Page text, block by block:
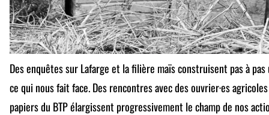
Des enquêtes sur Lafarge et la filière maïs construisent pas à
ce qui nous fait face. Des rencontres avec des ouvrier·es
papiers du BTP élargissent progressivement le champ de nos